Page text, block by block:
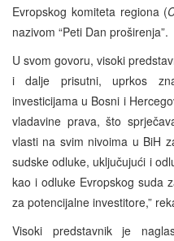
Evropskog komiteta regiona (
nazivom “Peti Dan proširenja”.
U svom govoru, visoki
i dalje prisutni, uprkos
investicijama u Bosni i
vladavine prava, što
vlasti na svim nivoima u BiH
sudske odluke, uključujući i
kao i odluke Evropskog suda
za potencijalne investitore,”
Visoki predstavnik je